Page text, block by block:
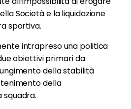
Società e la liquidazione
sportiva.
intrapreso una politica
obiettivi primari da
della stabilità
della